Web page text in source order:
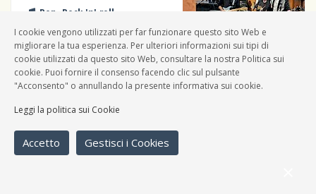
Pop, Rock 'n' roll
Dadaunpa Acoustic Trio
Band
Cantautori, Pop, New-wave,
I cookie vengono utilizzati per far funzionare questo sito Web e
migliorare la tua esperienza. Per ulteriori informazioni sui tipi di
cookie utilizzati da questo sito Web, consultare la nostra Politica sui
cookie. Puoi fornire il consenso facendo clic sul pulsante
"Acconsento" o annullando la presente informativa sui cookie.
Leggi la politica sui Cookie
Accetto Gestisci i Cookies